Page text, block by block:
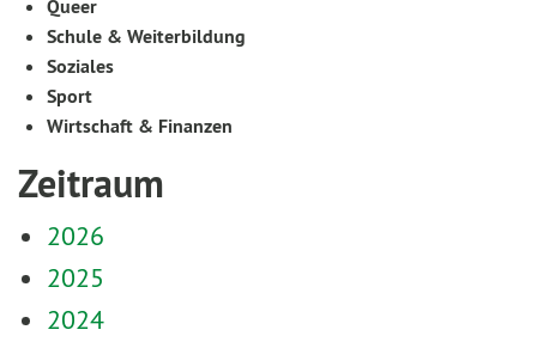
Queer
Schule & Weiterbildung
Soziales
Sport
Wirtschaft & Finanzen
Zeitraum
2026
2025
2024